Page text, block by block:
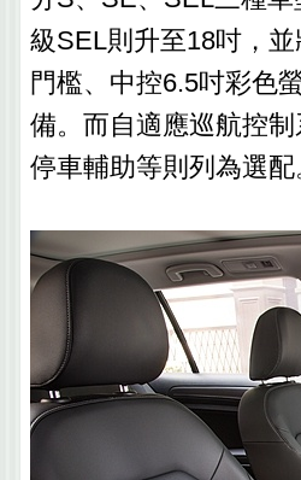
級SEL則升至18吋，
門檻、中控6.5吋彩色
備。而自適應巡航控
停車輔助等則列為選配